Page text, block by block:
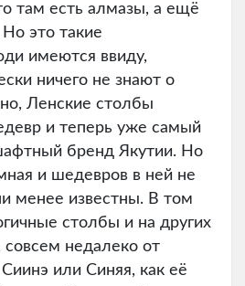
там есть алмазы, а ещё
это такие
имеются ввиду,
ничего не знают о
Ленские столбы
и теперь уже самый
бренд Якутии. Но
и шедевров в ней не
менее известны. В том
столбы и на других
недалеко от
или Синяя, как её